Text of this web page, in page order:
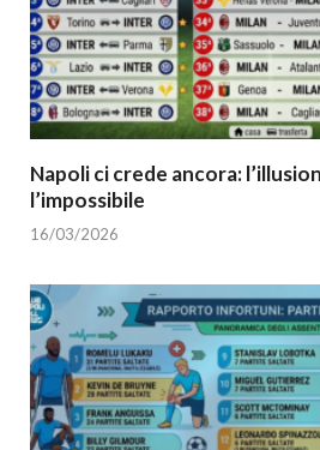
Napoli ci crede ancora:
l’impossibile
16/03/2026